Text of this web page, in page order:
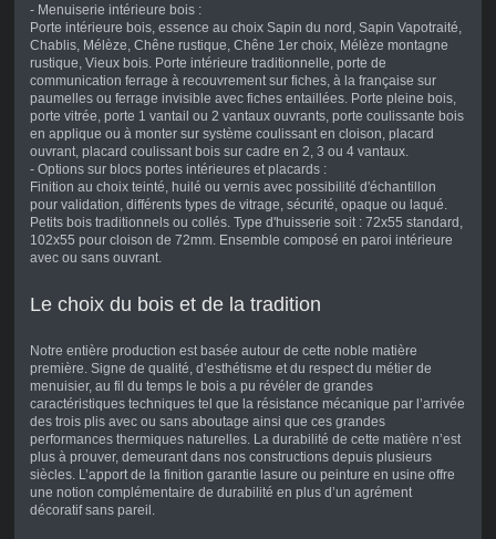
- Menuiserie intérieure bois :
Porte intérieure bois, essence au choix Sapin du nord, Sapin Vapotraité,
Chablis, Mélèze, Chêne rustique, Chêne 1er choix, Mélèze montagne
rustique, Vieux bois. Porte intérieure traditionnelle, porte de
communication ferrage à recouvrement sur fiches, à la française sur
paumelles ou ferrage invisible avec fiches entaillées. Porte pleine bois,
porte vitrée, porte 1 vantail ou 2 vantaux ouvrants, porte coulissante bois
en applique ou à monter sur système coulissant en cloison, placard
ouvrant, placard coulissant bois sur cadre en 2, 3 ou 4 vantaux.
- Options sur blocs portes intérieures et placards :
Finition au choix teinté, huilé ou vernis avec possibilité d'échantillon
pour validation, différents types de vitrage, sécurité, opaque ou laqué.
Petits bois traditionnels ou collés. Type d'huisserie soit : 72x55 standard,
102x55 pour cloison de 72mm. Ensemble composé en paroi intérieure
avec ou sans ouvrant.
Le choix du bois et de la tradition
Notre entière production est basée autour de cette noble matière
première. Signe de qualité, d’esthétisme et du respect du métier de
menuisier, au fil du temps le bois a pu révéler de grandes
caractéristiques techniques tel que la résistance mécanique par l’arrivée
des trois plis avec ou sans aboutage ainsi que ces grandes
performances thermiques naturelles. La durabilité de cette matière n’est
plus à prouver, demeurant dans nos constructions depuis plusieurs
siècles. L’apport de la finition garantie lasure ou peinture en usine offre
une notion complémentaire de durabilité en plus d’un agrément
décoratif sans pareil.